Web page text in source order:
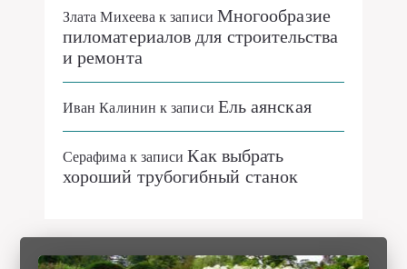
Злата Михеева к записи Многообразие
пиломатериалов для строительства
и ремонта
Иван Калинин к записи Ель аянская
Серафима к записи Как выбрать
хороший трубогибный станок